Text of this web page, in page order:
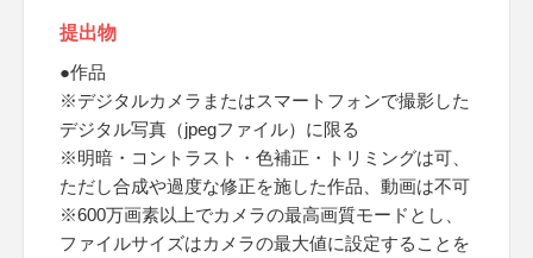
提出物
●作品
※デジタルカメラまたはスマートフォンで撮影した
デジタル写真（jpegファイル）に限る
※明暗・コントラスト・色補正・トリミングは可、
ただし合成や過度な修正を施した作品、動画は不可
※600万画素以上でカメラの最高画質モードとし、
ファイルサイズはカメラの最大値に設定することを